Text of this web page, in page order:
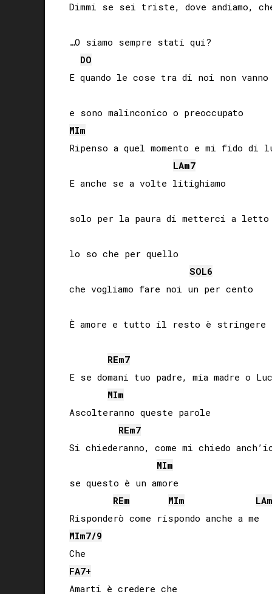
Dimmi se sei triste, dove andiamo,
…O siamo sempre stati qui?
DO
E quando le cose tra di noi non
MIm
Ripenso a quel momento e mi fido di
LAm7
E anche se a volte litighiamo
solo per la paura di metterci a letto
lo so che per quello
SOL6
che vogliamo fare noi un per cento
È amore e tutto il resto è
REm7
E se domani tuo padre, mia madre o
MIm
Ascolteranno queste parole
REm7
Si chiederanno, come mi chiedo
MIm
se questo è un amore
REm MIm LAm
MIm7/9
FA7+
Amarti è credere che